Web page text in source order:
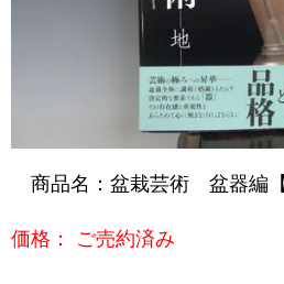
商品名：盆栽芸術 盆器編
価格： ご売約済み